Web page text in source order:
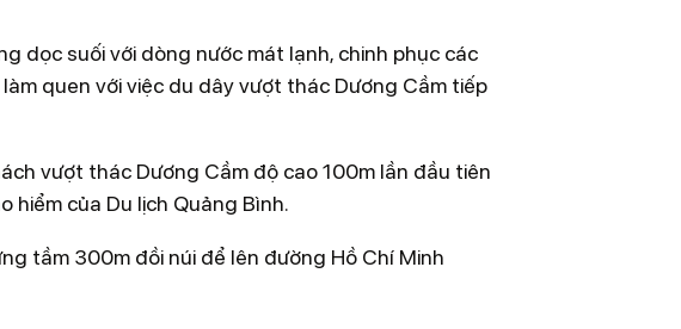
dã còn nguyên sơ, hùng vĩ miền Tây Nam Quảng
cơ hội được thấy các loại động vật hoang dã nằm
thực vật, cây gỗ quý nằm sâu trong rừng già hàng
vắt, mát lạnh; cùng được setup với bữa trưa cực
rừng đại ngàn.
dọc suối với dòng nước mát lạnh, chinh phục các
quen với việc du dây vượt thác Dương Cầm tiếp
vượt thác Dương Cầm độ cao 100m lần đầu tiên
hiểm của Du lịch Quảng Bình.
tầm 300m đồi núi để lên đường Hồ Chí Minh